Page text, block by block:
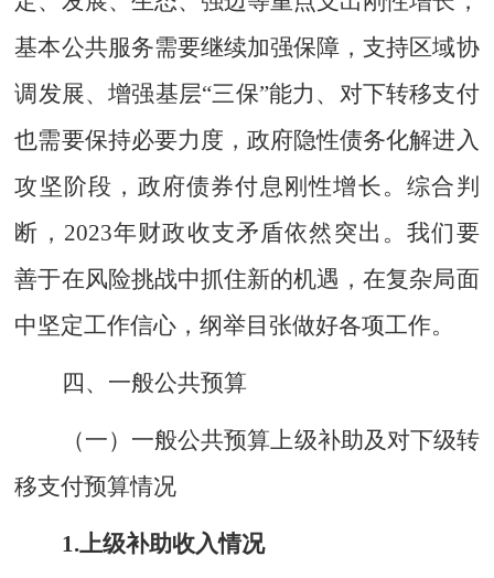
基本公共服务需要继续加强保障，支持区域协
调发展、增强基层“三保”能力、对下转移支付
也需要保持必要力度，政府隐性债务化解进入
攻坚阶段，政府债券付息刚性增长。综合判
断， 2023年财政收支矛盾依然突出。我们要
善于在风险挑战中抓住新的机遇，在复杂局面
中坚定工作信心，纲举目张做好各项工作。
四、一般公共预算
（一）一般公共预算上级补助及对下级转
移支付预算情况
1.上级补助收入情况